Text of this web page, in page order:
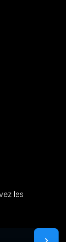
les